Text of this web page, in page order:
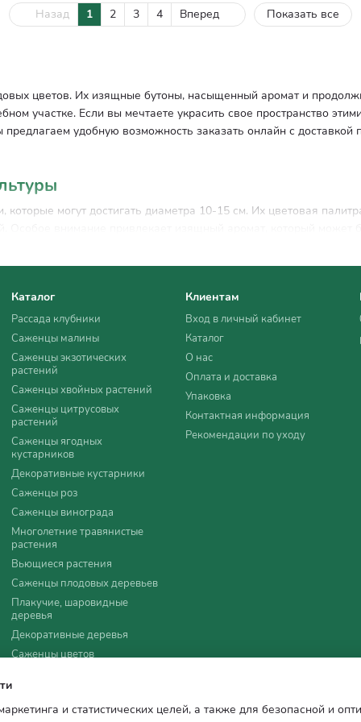
цветов. Их изящные бутоны, насыщенный аромат и
участке. Если вы мечтаете украсить свое пространство
удобную возможность заказать онлайн с доставкой
могут достигать диаметра 10-15 см. Их цветовая
к длительному цветению. С начала лета и до
как для выращивания в саду, так и среза, сохраняя свежесть
правильное место. Они любят солнце, поэтому
и с нейтральной кислотностью.
воды, который может привести к загниванию корней.
и минеральные удобрения, чтобы обеспечить
рост новых побегов и улучшает форму куста.
защищать растения от сорняков. В зимний период розы
магазин Agro-Landing станет вашим надежным
и оформить заказ всего за несколько минут.
и хранятся в оптимальных условиях.
качеству.
Назад 1 2 3 4 Вперед Показать все
Каталог
Рассада клубники
Саженцы малины
Саженцы экзотических
растений
Саженцы хвойных растений
Саженцы цитрусовых
растений
Саженцы ягодных
кустарников
Декоративные кустарники
Саженцы роз
Саженцы винограда
Многолетние травянистые
растения
Вьющиеся растения
Саженцы плодовых деревьев
Плакучие, шаровидные
деревья
Декоративные деревья
Саженцы цветов
Семена
Все для мульчирования
Клиентам
Вход в личный кабинет
Каталог
О нас
Оплата и доставка
Упаковка
Контактная информация
Рекомендации по уходу
и статистических целей, а также для безопасной и